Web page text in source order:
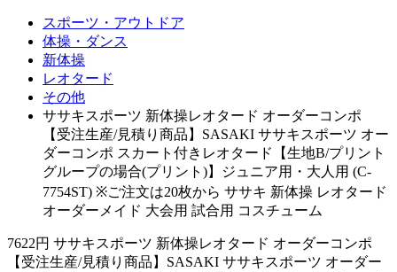
スポーツ・アウトドア
体操・ダンス
新体操
レオタード
その他
ササキスポーツ 新体操レオタード オーダーコンポ
【受注生産/見積り商品】SASAKI ササキスポーツ オー
ダーコンポ スカート付きレオタード【生地B/プリント
グループの場合(プリント)】ジュニア用・大人用 (C-
7754ST) ※ご注文は20枚から ササキ 新体操 レオタード
オーダーメイド 大会用 試合用 コスチューム
7622円 ササキスポーツ 新体操レオタード オーダーコンポ
【受注生産/見積り商品】SASAKI ササキスポーツ オーダー